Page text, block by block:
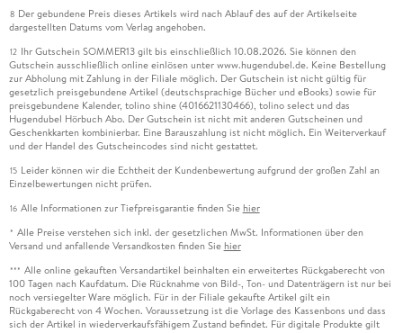
8 Der gebundene Preis dieses Artikels wird nach Ablauf des auf der Artikelseite
dargestellten Datums vom Verlag angehoben.
12 Ihr Gutschein SOMMER13 gilt bis einschließlich 10.08.2026. Sie können den
Gutschein ausschließlich online einlösen unter www.hugendubel.de. Keine Bestellung
zur Abholung mit Zahlung in der Filiale möglich. Der Gutschein ist nicht gültig für
gesetzlich preisgebundene Artikel (deutschsprachige Bücher und eBooks) sowie für
preisgebundene Kalender, tolino shine (4016621130466), tolino select und das
Hugendubel Hörbuch Abo. Der Gutschein ist nicht mit anderen Gutscheinen und
Geschenkkarten kombinierbar. Eine Barauszahlung ist nicht möglich. Ein Weiterverkauf
und der Handel des Gutscheincodes sind nicht gestattet.
15 Leider können wir die Echtheit der Kundenbewertung aufgrund der großen Zahl an
Einzelbewertungen nicht prüfen.
16 Alle Informationen zur Tiefpreisgarantie finden Sie hier
* Alle Preise verstehen sich inkl. der gesetzlichen MwSt. Informationen über den
Versand und anfallende Versandkosten finden Sie hier
*** Alle online gekauften Versandartikel beinhalten ein erweitertes Rückgaberecht von
100 Tagen nach Kaufdatum. Die Rücknahme von Bild-, Ton- und Datenträgern ist nur bei
noch versiegelter Ware möglich. Für in der Filiale gekaufte Artikel gilt ein
Rückgaberecht von 4 Wochen. Voraussetzung ist die Vorlage des Kassenbons und dass
sich der Artikel in wiederverkaufsfähigem Zustand befindet. Für digitale Produkte gilt